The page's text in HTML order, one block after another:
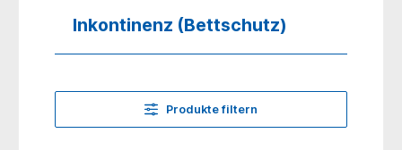
Inkontinenz (Bettschutz)
Produkte filtern